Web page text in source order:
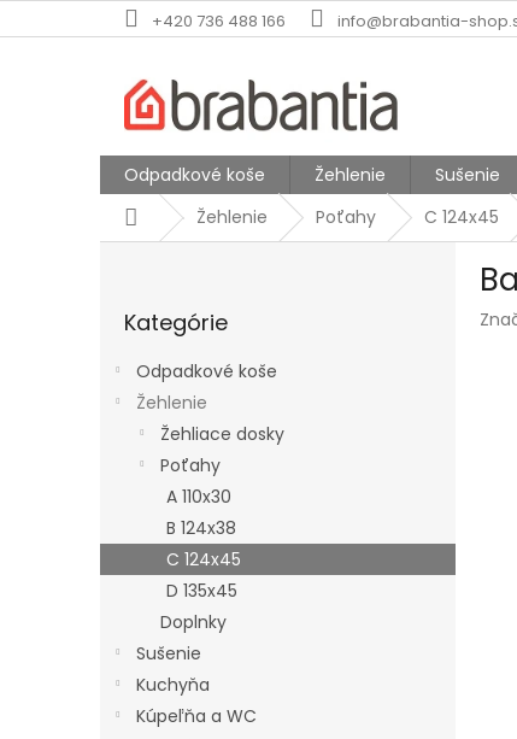
na
+420 736 488 166 info@brabantia-
Odpadkové koše Žehlenie Sušenie
DomovŽehlenie Poťahy C 124x45
kategórie
Kategórie
Odpadkové koše
Žehlenie
Žehliace dosky
Poťahy
A 110x30
B 124x38
C 124x45
D 135x45
Doplnky
Sušenie
Kuchyňa
Kúpeľňa a WC